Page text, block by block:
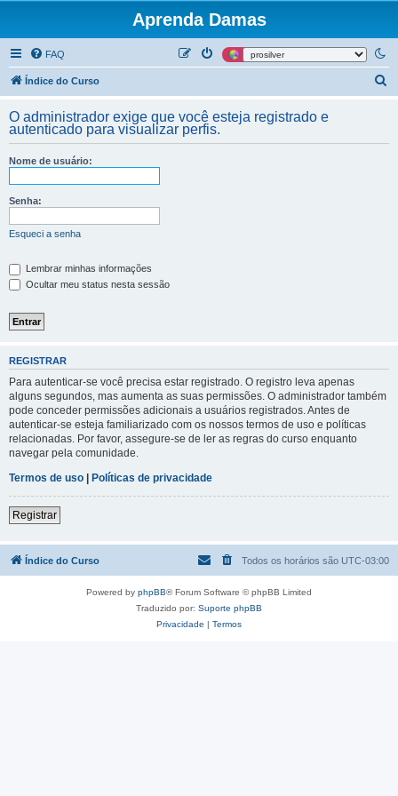
Aprenda Damas
FAQ
Índice do Curso
q
O administrador exige que você esteja registrado e
autenticado para visualizar perfis.
Nome de usuário:
Senha:
Esqueci a senha
Lembrar minhas informações
Ocultar meu status nesta sessão
REGISTRAR
Para autenticar-se você precisa estar registrado. O registro leva apenas
alguns segundos, mas aumenta as suas permissões. O administrador também
pode conceder permissões adicionais a usuários registrados. Antes de
autenticar-se esteja familiarizado com os nossos termos de uso e políticas
relacionadas. Por favor, assegure-se de ler as regras do curso enquanto
navegar pela comunidade.
Termos de uso | Políticas de privacidade
Registrar
Índice do Curso Todos os horários são UTC-03:00
Powered by phpBB® Forum Software © phpBB Limited
Traduzido por: Suporte phpBB
Privacidade | Termos